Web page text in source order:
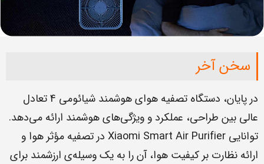
سخن آخر
در پایان، دستگاه تصفیه هوای هوشمند شیائومی 4 تعادل
عالی بین طراحی، عملکرد و ویژگی‌های هوشمند ارائه می‌دهد.
توانایی Xiaomi Smart Air Purifier در تصفیه مؤثر هوا و
ارائه نظارت بر کیفیت هوا، آن را به یک وسیله‌ی ارزشمند برای